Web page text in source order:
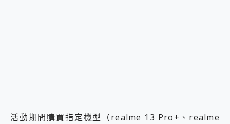
活動期間購買指定機型（realme 13 Pro+、realme